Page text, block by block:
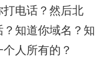
电话？然后北
知道你域名？知
人所有的？